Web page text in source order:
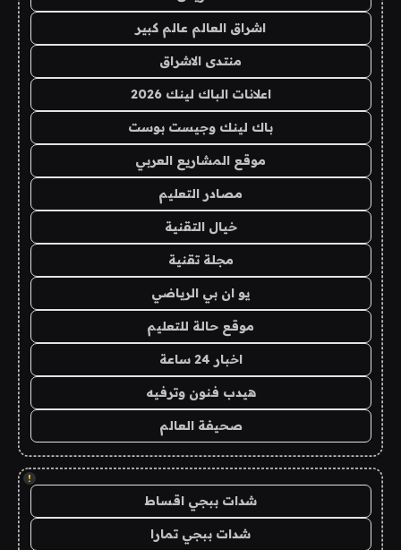
اشراق العالم عالم كبير
منتدى الاشراق
اعلانات الباك لينك 2026
باك لينك وجيست بوست
موقع المشاريع العربي
مصادر التعليم
خيال التقنية
مجلة تقنية
يو ان بي الرياضي
موقع حالة للتعليم
اخبار 24 ساعة
هيدب فنون وترفيه
صحيفة العالم
!
شدات ببجي اقساط
شدات ببجي تمارا